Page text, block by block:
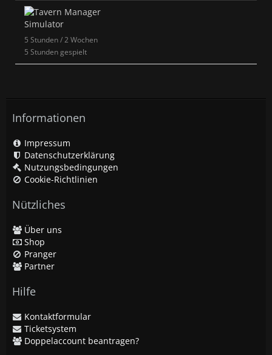
5 Stunden / 2 Wochen
5 Stunden gespielt
Informationen
Impressum
Datenschutzerklärung
Nutzungsbedingungen
Cookie-Richtlinien
Nützliches
Über uns
Shop
Pranger
Partner
Hilfe
Kontaktformular
Ticketsystem
Doppelaccount beantragen?